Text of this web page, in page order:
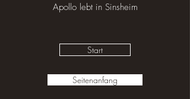
Apollo lebt in Sinsheim
Start
Seitenanfang